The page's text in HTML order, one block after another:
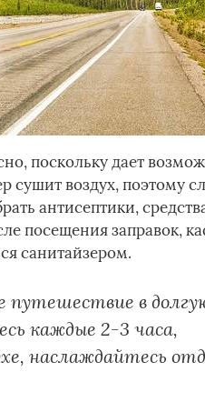
поскольку дает
воздух, поэтому
антисептики,
посещения заправок,
санитайзером.
путешествие в
каждые 2-3 часа,
наслаждайтесь